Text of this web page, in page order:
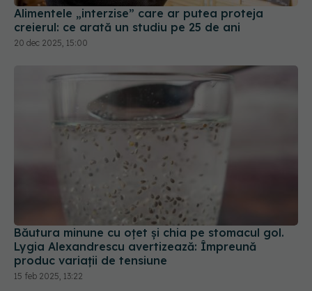
20 dec 2025, 15:00
Băutura minune cu oțet și chia pe stomacul gol.
Lygia Alexandrescu avertizează: Împreună
produc variații de tensiune
15 feb 2025, 13:22